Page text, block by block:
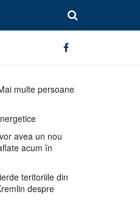
multe persoane
avea un nou
acum în
teritoriile din
despre